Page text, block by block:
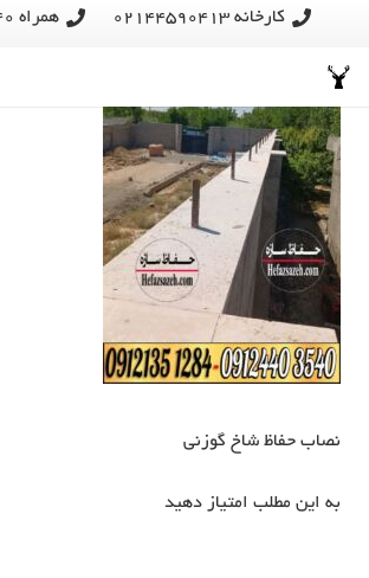
کارخانه 02144590413 همراه 09124403540
نصاب حفاظ شاخ گوزنی
به این مطلب امتیاز دهید